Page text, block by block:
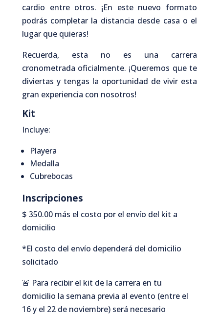
cardio entre otros. ¡En este nuevo formato
podrás completar la distancia desde casa o el
lugar que quieras!
Recuerda, esta no es una carrera
cronometrada oficialmente. ¡Queremos que te
diviertas y tengas la oportunidad de vivir esta
gran experiencia con nosotros!
Kit
Incluye:
Playera
Medalla
Cubrebocas
Inscripciones
$ 350.00 más el costo por el envío del kit a
domicilio
*El costo del envío dependerá del domicilio
solicitado
🚨 Para recibir el kit de la carrera en tu
domicilio la semana previa al evento (entre el
16 y el 22 de noviembre) será necesario